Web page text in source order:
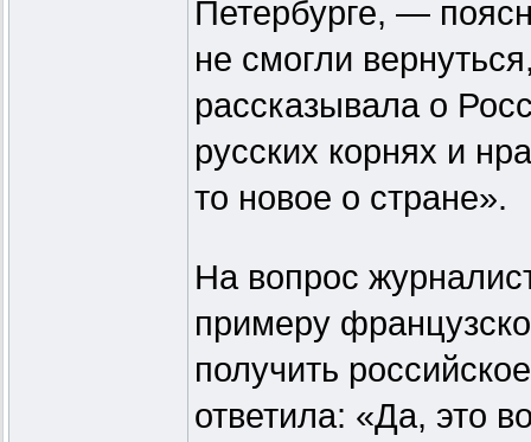
Петербурге, —
не смогли
рассказывала о
русских корнях и
то новое о стране».
На вопрос
примеру
получить
ответила: «Да, это